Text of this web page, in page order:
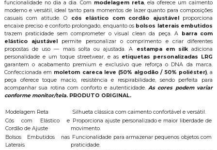
funcionalidade no dia a dia. Com modelagem reta, ela oferece um caimento
moderno e versátil, ideal tanto para momentos de lazer quanto para composições
casuais com atitude. O cós elástico com cordão ajustável
proporciona
encaixe preciso e conforto prolongado, enquanto os bolsos laterais embutidos
trazem praticidade sem comprometer o visual clean da peça. A
barra com
elástico ajustável
permite personalizar o comprimento e criar diferentes
propostas de uso — mais solta ou ajustada. A
estampa em silkadiciona
personalidade e um toque streetwear, e as etiquetas personalizadas LRG
garantem o acabamento premium e exclusivo que reforça o DNA da marca.
Confeccionada em moletom careca leve (50% algodão / 50% poliéster), a
peça oferece toque macio, resistência e respirabilidade, sendo perfeita para
acompanhar sua rotina com conforto e autenticidade.As cores podem variar
conforme monitor/tela.PRODUTO ORIGINAL.
Modelagem Reta
Silhueta clássica com caimento confortável e versátil.
Cós com Elástico e
Cordão de Ajuste
Proporciona ajuste personalizado e maior liberdade de
movimento.
Bolsos Embutidos nas
Laterais
Funcionalidade para armazenar pequenos objetos com
praticidade.